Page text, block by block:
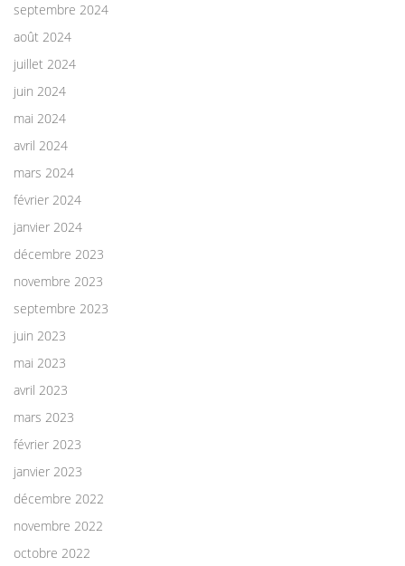
septembre 2024
août 2024
juillet 2024
juin 2024
mai 2024
avril 2024
mars 2024
février 2024
janvier 2024
décembre 2023
novembre 2023
septembre 2023
juin 2023
mai 2023
avril 2023
mars 2023
février 2023
janvier 2023
décembre 2022
novembre 2022
octobre 2022